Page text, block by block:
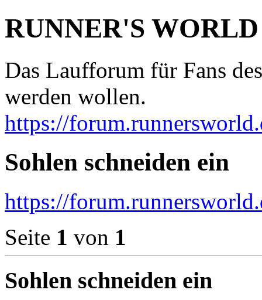
RUNNER'S WORLD
Das Laufforum für Fans
werden wollen.
https://
Sohlen schneiden ein
https://
Seite 1 von 1
Sohlen schneiden ein